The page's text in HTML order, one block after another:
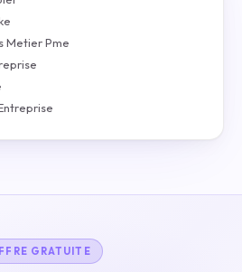
Metier Pme
GRATUITE